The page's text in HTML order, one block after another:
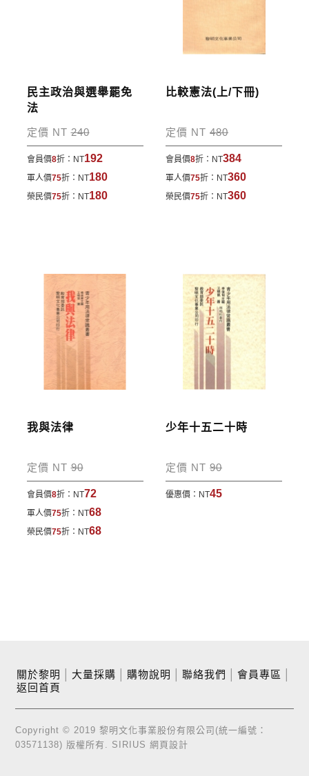
運費說明:
*國內凡一次訂購本公司書籍900元(含)以上，採國內
包裹運送，一律免運費；899元以下須自付80元運
費。外文書籍將由專人估價
，訂購後48小時內回覆運
寄送說明:
付款完成後，本公司將於七日內以郵寄方式寄送到您
所指定的地點。
民主政治與選舉罷免
法
定價 NT240
會員價8折： NT192
軍人價75折： NT180
榮民價75折： NT180
比較憲法(上/下冊)
定價 NT480
會員價8折： NT384
軍人價75折： NT360
榮民價75折： NT360
我與法律
定價 NT90
會員價8折： NT72
軍人價75折： NT68
榮民價75折： NT68
少年十五二十時
定價 NT90
優惠價： NT45
關於黎明 大量採購 購物說明 聯絡我們 會員專區
返回首頁
Copyright © 2019 黎明文化事業股份有限公司(統一編號：
03571138) 版權所有. SIRIUS 網頁設計